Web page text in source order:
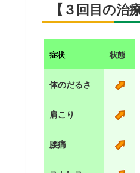
【３回目の治療
症状 状態
体のだるさ
肩こり
腰痛